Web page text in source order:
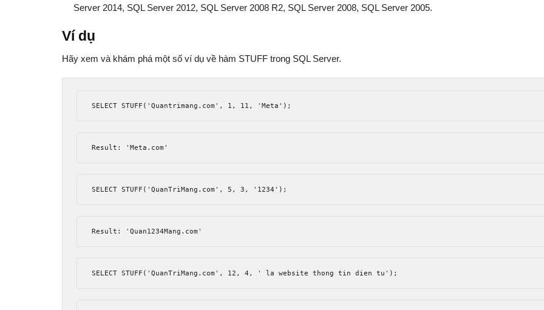
Server 2014, SQL Server 2012, SQL Server 2008 R2, SQL Server 2008, SQL Server 2005.
Ví dụ
Hãy xem và khám phá một số ví dụ về hàm STUFF trong SQL Server.
SELECT STUFF ( 'Quantrimang.com' , 1 , 11 , 'Meta' );
Result : 'Meta.com'
SELECT STUFF ( 'QuanTriMang.com' , 5 , 3 , '1234' );
Result : 'Quan1234Mang.com'
SELECT STUFF ( 'QuanTriMang.com' , 12 , 4 , ' la website thong tin dien tu' );